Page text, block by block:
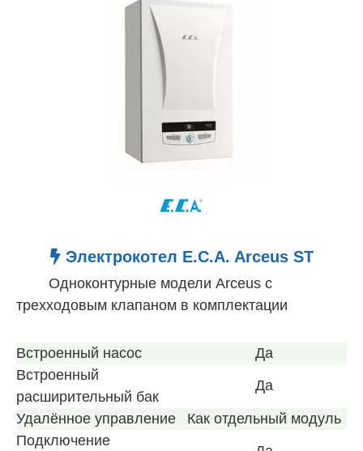
Электрокотел E.C.A. Arceus ST
Одноконтурные модели Arceus с
трехходовым клапаном в комплектации
Встроенный насос
Да
Встроенный
расширительный бак
Да
Удалённое управление
Как отдельный модуль
Подключение